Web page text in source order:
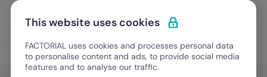
Vai al contenuto
Scopri Factorial
Gestione del Talento
This website uses cookies
FACTORIAL uses cookies and processes personal data
to personalise content and ads, to provide social media
features and to analyse our traffic.